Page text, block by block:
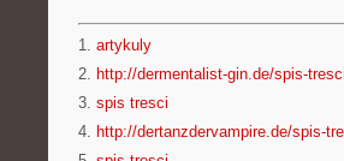
1. artykuly
2. http://dermentalist-gin.de/spis-tresci
3. spis tresci
4. http://dertanzdervampire.de/spis-